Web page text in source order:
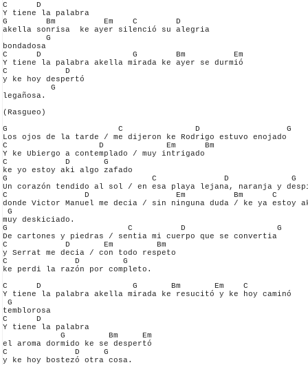
C      D
Y tiene la palabra
G        Bm          Em    C        D
akella sonrisa  ke ayer silenció su alegria
         G
bondadosa
C      D                   G        Bm          Em
Y tiene la palabra akella mirada ke ayer se durmió
C            D
y ke hoy despertó
          G
legañosa.
(Rasgueo)
G                       C               D                  G
Los ojos de la tarde / me dijeron ke Rodrigo estuvo enojado
C                   D             Em      Bm
Y ke Ubiergo a contemplado / muy intrigado
C            D       G
ke yo estoy aki algo zafado
G                              C              D             G
Un corazón tendido al sol / en esa playa lejana, naranja y
C                D                  Em          Bm      C
donde Victor Manuel me decia / sin ninguna duda / ke ya estoy
G
muy deskiciado.
G                         C          D                   G
De cartones y piedras / sentia mi cuerpo que se convertia
C            D       Em         Bm
y Serrat me decia / con todo respeto
C              D         G
ke perdi la razón por completo.
C      D                   G       Bm       Em    C
Y tiene la palabra akella mirada ke resucitó y ke hoy caminó
G
temblorosa
C      D
Y tiene la palabra
            G         Bm     Em
el aroma dormido ke se despertó
C              D     G
y ke hoy bostezó otra cosa.